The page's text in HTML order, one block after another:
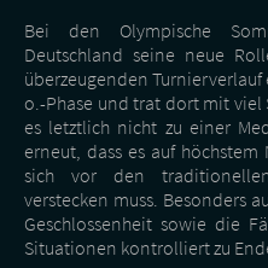
Bei den Olympische
Deutschland seine neue
überzeugenden
o.-Phase und trat dort mit viel
es letztlich nicht zu einer
erneut, dass es auf
sich vor den
verstecken muss. Besonders
Geschlossenheit sowie die
Situationen kontrolliert zu